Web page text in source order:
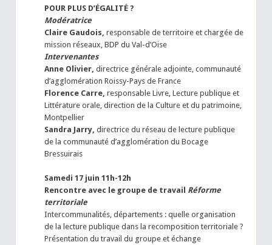
POUR PLUS D’ÉGALITÉ ?
Modératrice
Claire Gaudois, responsable de territoire et chargée de
mission réseaux, BDP du Val-d’Oise
Intervenantes
Anne Olivier, directrice générale adjointe, communauté
d’agglomération Roissy-Pays de France
Florence Carre, responsable Livre, Lecture publique et
Littérature orale, direction de la Culture et du patrimoine,
Montpellier
Sandra Jarry, directrice du réseau de lecture publique
de la communauté d’agglomération du Bocage
Bressuirais
Samedi 17 juin 11h-12h
Rencontre avec le groupe de travail Réforme
territoriale
Intercommunalités, départements : quelle organisation
de la lecture publique dans la recomposition territoriale ?
Présentation du travail du groupe et échange